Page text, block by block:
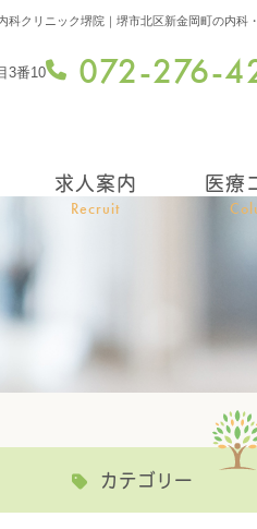
科クリニック堺院｜堺市北区新金岡町の内科
3番10 072-276-
求人案内
Recruit
医療
カテゴリー